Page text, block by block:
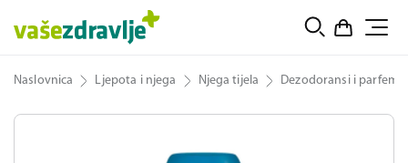
Naslovnica Ljepota i njega Njega tijela Dezodoransi i parfemi